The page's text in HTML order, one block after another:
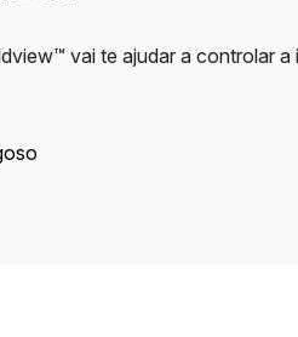
vai te ajudar a controlar